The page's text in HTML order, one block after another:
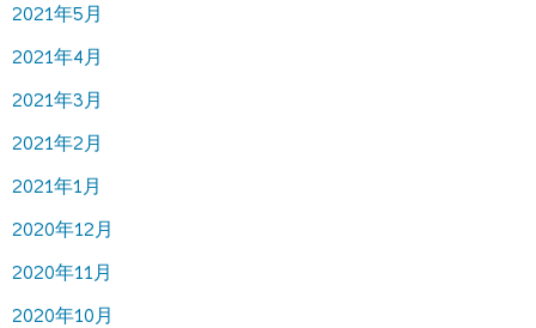
2021年5月
2021年4月
2021年3月
2021年2月
2021年1月
2020年12月
2020年11月
2020年10月